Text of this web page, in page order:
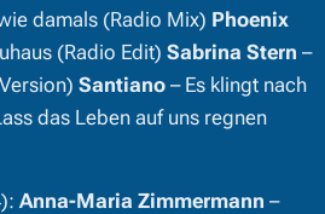
damals (Radio Mix) Phoenix
(Radio Edit) Sabrina Stern –
Santiano – Es klingt nach
das Leben auf uns regnen
Anna-Maria Zimmermann –